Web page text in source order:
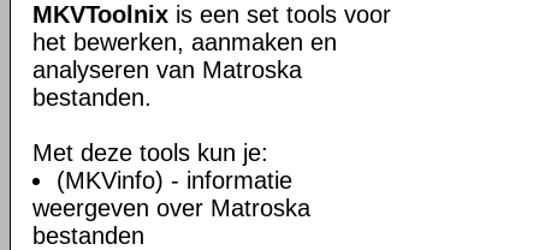
MKVToolnix is een set tools voor
het bewerken, aanmaken en
analyseren van Matroska
bestanden.
Met deze tools kun je:
(MKVinfo) - informatie
weergeven over Matroska
bestanden